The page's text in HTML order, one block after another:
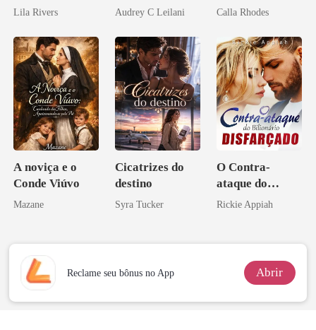
Lila Rivers
Magnata
Audrey C Leilani Calla Rhodes
A noviça e o
Conde Viúvo
Mazane
Cicatrizes do
destino
Syra Tucker
O Contra-
ataque do
Bilionário
Rickie Appiah
Reclame seu bônus no App Abrir